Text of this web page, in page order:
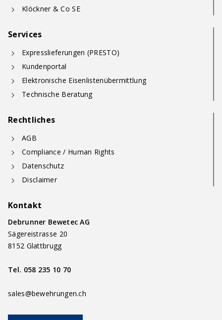
Klöckner & Co SE
Services
Expresslieferungen (PRESTO)
Kundenportal
Elektronische Eisenlistenübermittlung
Technische Beratung
Rechtliches
AGB
Compliance / Human Rights
Datenschutz
Disclaimer
Kontakt
Debrunner Bewetec AG
Sägereistrasse 20
8152 Glattbrugg
Tel. 058 235 10 70
sales@bewehrungen.ch